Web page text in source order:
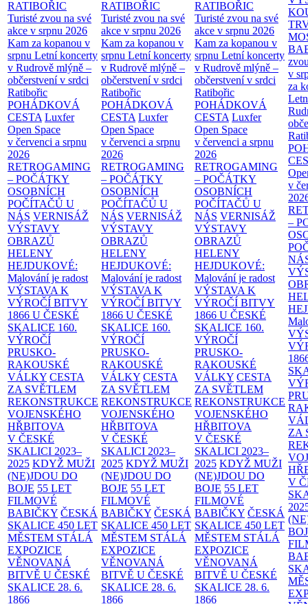
RATIBOŘIC
Turisté zvou na své
akce v srpnu 2026
Kam za kopanou v
srpnu Letní koncerty
v Rudrově mlýně –
občerstvení v srdci
Ratibořic
POHÁDKOVÁ
CESTA Luxfer
Open Space
v červenci a srpnu
2026
RETROGAMING
– POČÁTKY
OSOBNÍCH
POČÍTAČŮ U
NÁS VERNISÁŽ
VÝSTAVY
OBRAZŮ
HELENY
HEJDUKOVÉ:
Malování je radost
VÝSTAVA K
VÝROČÍ BITVY
1866 U ČESKÉ
SKALICE 160.
VÝROČÍ
PRUSKO-
RAKOUSKÉ
VÁLKY CESTA
ZA SVĚTLEM
REKONSTRUKCE
VOJENSKÉHO
HŘBITOVA
V ČESKÉ
SKALICI 2023–
2025 KDYŽ MUŽI
(NE)JDOU DO
BOJE 55 LET
FILMOVÉ
BABIČKY ČESKÁ
SKALICE 450 LET
MĚSTEM STÁLÁ
EXPOZICE
VĚNOVANÁ
BITVĚ U ČESKÉ
SKALICE 28. 6.
1866
RATIBOŘIC
Turisté zvou na své
akce v srpnu 2026
Kam za kopanou v
srpnu Letní koncerty
v Rudrově mlýně –
občerstvení v srdci
Ratibořic
POHÁDKOVÁ
CESTA Luxfer
Open Space
v červenci a srpnu
2026
RETROGAMING
– POČÁTKY
OSOBNÍCH
POČÍTAČŮ U
NÁS VERNISÁŽ
VÝSTAVY
OBRAZŮ
HELENY
HEJDUKOVÉ:
Malování je radost
VÝSTAVA K
VÝROČÍ BITVY
1866 U ČESKÉ
SKALICE 160.
VÝROČÍ
PRUSKO-
RAKOUSKÉ
VÁLKY CESTA
ZA SVĚTLEM
REKONSTRUKCE
VOJENSKÉHO
HŘBITOVA
V ČESKÉ
SKALICI 2023–
2025 KDYŽ MUŽI
(NE)JDOU DO
BOJE 55 LET
FILMOVÉ
BABIČKY ČESKÁ
SKALICE 450 LET
MĚSTEM STÁLÁ
EXPOZICE
VĚNOVANÁ
BITVĚ U ČESKÉ
SKALICE 28. 6.
1866
RATIBOŘIC
Turisté zvou na své
akce v srpnu 2026
Kam za kopanou v
srpnu Letní koncerty
v Rudrově mlýně –
občerstvení v srdci
Ratibořic
POHÁDKOVÁ
CESTA Luxfer
Open Space
v červenci a srpnu
2026
RETROGAMING
– POČÁTKY
OSOBNÍCH
POČÍTAČŮ U
NÁS VERNISÁŽ
VÝSTAVY
OBRAZŮ
HELENY
HEJDUKOVÉ:
Malování je radost
VÝSTAVA K
VÝROČÍ BITVY
1866 U ČESKÉ
SKALICE 160.
VÝROČÍ
PRUSKO-
RAKOUSKÉ
VÁLKY CESTA
ZA SVĚTLEM
REKONSTRUKCE
VOJENSKÉHO
HŘBITOVA
V ČESKÉ
SKALICI 2023–
2025 KDYŽ MUŽI
(NE)JDOU DO
BOJE 55 LET
FILMOVÉ
BABIČKY ČESKÁ
SKALICE 450 LET
MĚSTEM STÁLÁ
EXPOZICE
VĚNOVANÁ
BITVĚ U ČESKÉ
SKALICE 28. 6.
1866
v
za
v
–
ZA
V